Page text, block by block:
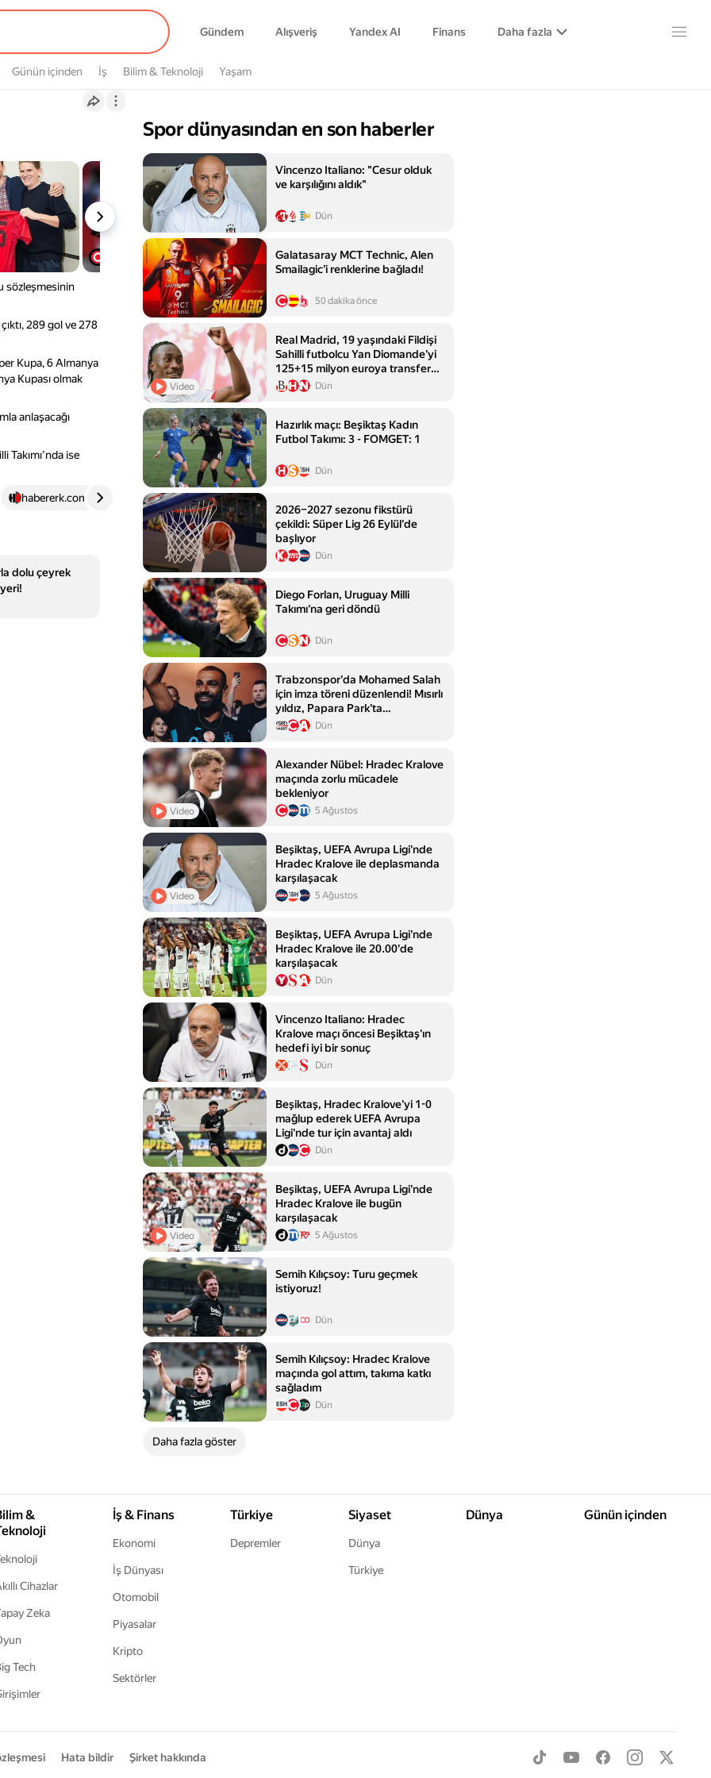
Gündem Alışveriş Yandex AI Finans Daha fazla
Günün içinden İş Bilim & Teknoloji Yaşam
sözleşmesinin
289 gol ve 278
Kupa, 6 Almanya
Kupası olmak
anlaşacağı
Takımı'nda ise
habererk.com birgun.net5
dolu çeyrek
Spor dünyasından en son haberler
Vincenzo Italiano: "Cesur olduk
ve karşılığını aldık"
Dün
Galatasaray MCT Technic, Alen
Smailagic'i renklerine bağladı!
50 dakika önce
Video
Real Madrid, 19 yaşındaki Fildişi
Sahilli futbolcu Yan Diomande'yi
125+15 milyon euroya transfer
etti
Dün
Hazırlık maçı: Beşiktaş Kadın
Futbol Takımı: 3 - FOMGET: 1
Dün
2026–2027 sezonu fikstürü
çekildi: Süper Lig 26 Eylül'de
başlıyor
Dün
Diego Forlan, Uruguay Milli
Takımı'na geri döndü
Dün
Trabzonspor'da Mohamed Salah
için imza töreni düzenlendi! Mısırlı
yıldız, Papara Park'ta
taraftarlarla buluştu
Dün
Video
Alexander Nübel: Hradec Kralove
maçında zorlu mücadele
bekleniyor
5 Ağustos
Video
Beşiktaş, UEFA Avrupa Ligi'nde
Hradec Kralove ile deplasmanda
karşılaşacak
5 Ağustos
Beşiktaş, UEFA Avrupa Ligi'nde
Hradec Kralove ile 20.00'de
karşılaşacak
Dün
Vincenzo Italiano: Hradec
Kralove maçı öncesi Beşiktaş'ın
hedefi iyi bir sonuç
Dün
Beşiktaş, Hradec Kralove'yi 1-0
mağlup ederek UEFA Avrupa
Ligi'nde tur için avantaj aldı
Dün
Video
Beşiktaş, UEFA Avrupa Ligi'nde
Hradec Kralove ile bugün
karşılaşacak
5 Ağustos
Semih Kılıçsoy: Turu geçmek
istiyoruz!
Dün
Semih Kılıçsoy: Hradec Kralove
maçında gol attım, takıma katkı
sağladım
Dün
Daha fazla göster
&
Cihazlar
Zeka
Tech
İş & Finans
Ekonomi
İş Dünyası
Otomobil
Piyasalar
Kripto
Sektörler
Türkiye
Depremler
Siyaset
Dünya
Türkiye
Dünya Günün içinden
Hata bildir Şirket hakkında